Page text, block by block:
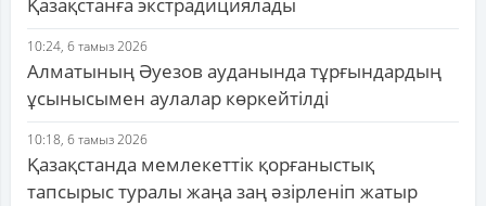
Қазақстанға экстрадициялады
10:24, 6 тамыз 2026
Алматының Әуезов ауданында тұрғындардың
ұсынысымен аулалар көркейтілді
10:18, 6 тамыз 2026
Қазақстанда мемлекеттік қорғаныстық
тапсырыс туралы жаңа заң әзірленіп жатыр